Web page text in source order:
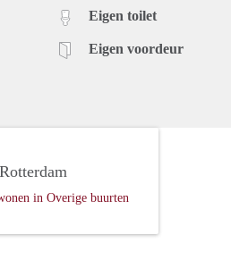
Eigen toilet
Eigen voordeur
in Overige buurten